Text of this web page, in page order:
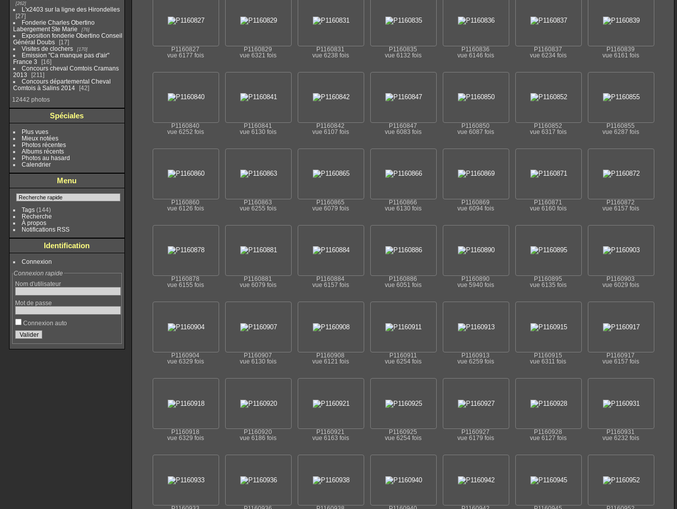
262
L'x2403 sur la ligne des Hirondelles
27
Fonderie Charles Obertino
Labergement Ste Marie
76
Exposition fonderie Obertino Conseil
Général Doubs
17
Visites de clochers
170
Emission "Ca manque pas d'air"
France 3
16
Concours cheval Comtois Cramans
2013
211
Concours départemental Cheval
Comtois à Salins 2014
42
12442 photos
Spéciales
Plus vues
Mieux notées
Photos récentes
Albums récents
Photos au hasard
Calendrier
Menu
Tags(144)
Recherche
À propos
Notifications RSS
Identification
Connexion
Connexion rapide
Nom d'utilisateur
Mot de passe
Connexion auto
P1160827
vue 6177 fois
P1160829
vue 6321 fois
P1160831
vue 6238 fois
P1160835
vue 6132 fois
P1160836
vue 6146 fois
P1160837
vue 6234 fois
P1160839
vue 6161 fois
P1160840
vue 6252 fois
P1160841
vue 6130 fois
P1160842
vue 6107 fois
P1160847
vue 6083 fois
P1160850
vue 6087 fois
P1160852
vue 6317 fois
P1160855
vue 6287 fois
P1160860
vue 6126 fois
P1160863
vue 6255 fois
P1160865
vue 6079 fois
P1160866
vue 6130 fois
P1160869
vue 6094 fois
P1160871
vue 6160 fois
P1160872
vue 6157 fois
P1160878
vue 6155 fois
P1160881
vue 6079 fois
P1160884
vue 6157 fois
P1160886
vue 6051 fois
P1160890
vue 5940 fois
P1160895
vue 6135 fois
P1160903
vue 6029 fois
P1160904
vue 6329 fois
P1160907
vue 6130 fois
P1160908
vue 6121 fois
P1160911
vue 6254 fois
P1160913
vue 6259 fois
P1160915
vue 6311 fois
P1160917
vue 6157 fois
P1160918
vue 6329 fois
P1160920
vue 6186 fois
P1160921
vue 6163 fois
P1160925
vue 6254 fois
P1160927
vue 6179 fois
P1160928
vue 6127 fois
P1160931
vue 6232 fois